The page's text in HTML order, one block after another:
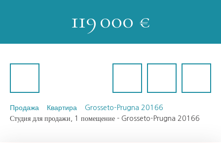
119 000 €
Продажа Квартира
Grosseto-Prugna 20166
Студия для продажи, 1 помещение - Grosseto-Prugna 20166